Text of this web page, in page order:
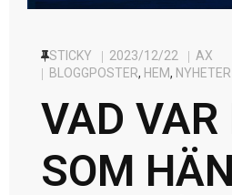
STICKY 2023/12/22
AX
BLOGGPOSTER, HEM, NYHETER
VAD VAR
SOM